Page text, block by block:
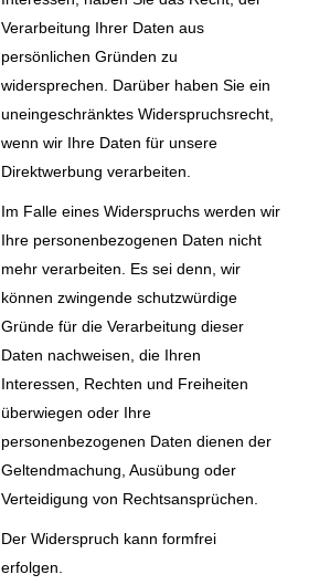
Verarbeitung Ihrer Daten aus
persönlichen Gründen zu
widersprechen. Darüber haben Sie ein
uneingeschränktes Widerspruchsrecht,
wenn wir Ihre Daten für unsere
Direktwerbung verarbeiten.
Im Falle eines Widerspruchs werden wir
Ihre personenbezogenen Daten nicht
mehr verarbeiten. Es sei denn, wir
können zwingende schutzwürdige
Gründe für die Verarbeitung dieser
Daten nachweisen, die Ihren
Interessen, Rechten und Freiheiten
überwiegen oder Ihre
personenbezogenen Daten dienen der
Geltendmachung, Ausübung oder
Verteidigung von Rechtsansprüchen.
Der Widerspruch kann formfrei
erfolgen.